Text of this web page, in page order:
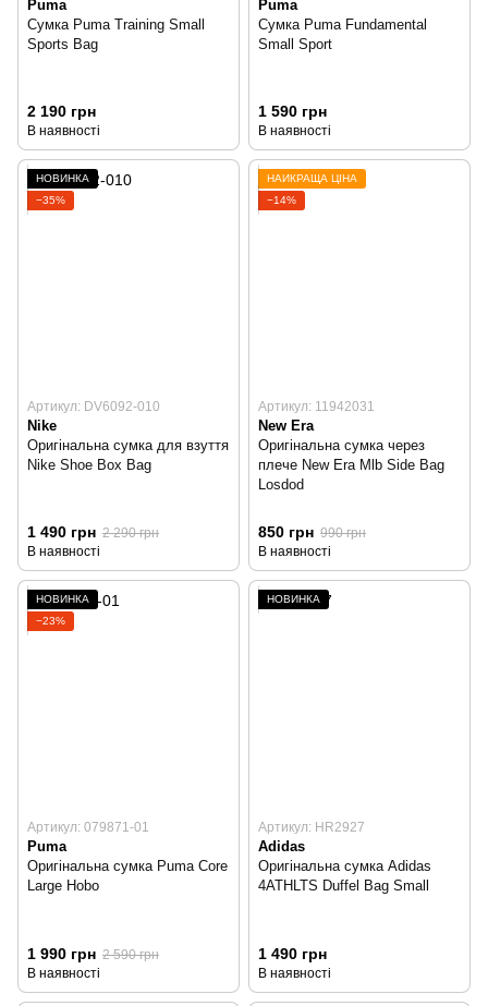
Puma
Сумка Puma Training Small
Sports Bag
2 190 грн
В наявності
Puma
Сумка Puma Fundamental
Small Sport
1 590 грн
В наявності
НОВИНКА
−35%
Артикул: DV6092-010
Nike
Оригінальна сумка для взуття
Nike Shoe Box Bag
1 490 грн 2 290 грн
В наявності
НАЙКРАЩА ЦІНА
−14%
Артикул: 11942031
New Era
Оригінальна сумка через
плече New Era Mlb Side Bag
Losdod
850 грн 990 грн
В наявності
НОВИНКА
−23%
Артикул: 079871-01
Puma
Оригінальна сумка Puma Core
Large Hobo
1 990 грн 2 590 грн
В наявності
НОВИНКА
Артикул: HR2927
Adidas
Оригінальна сумка Adidas
4ATHLTS Duffel Bag Small
1 490 грн
В наявності